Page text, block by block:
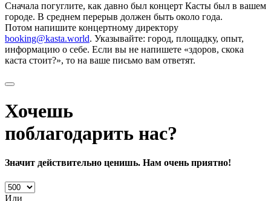
Сначала погуглите, как давно был концерт Касты был в вашем
городе. В среднем перерыв должен быть около года.
Потом напишите концертному директору
booking@kasta.world. Указывайте: город, площадку, опыт,
информацию о себе. Если вы не напишете «здоров, скока
каста стоит?», то на ваше письмо вам ответят.
Хочешь
поблагодарить нас?
Значит действительно ценишь. Нам очень приятно!
Или